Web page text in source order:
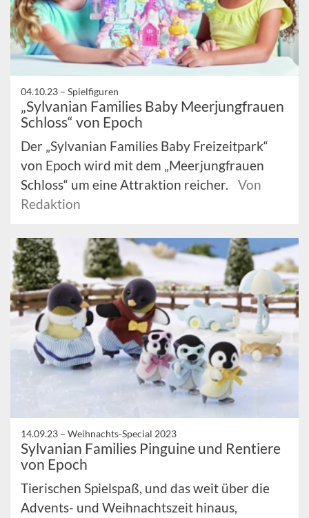
04.10.23 – Spielfiguren
„Sylvanian Families Baby Meerjungfrauen
Schloss“ von Epoch
Der „Sylvanian Families Baby Freizeitpark“
von Epoch wird mit dem „Meerjungfrauen
Schloss“ um eine Attraktion reicher.
Von
Redaktion
14.09.23 – Weihnachts-Special 2023
Sylvanian Families Pinguine und Rentiere
von Epoch
Tierischen Spielspaß, und das weit über die
Advents- und Weihnachtszeit hinaus,